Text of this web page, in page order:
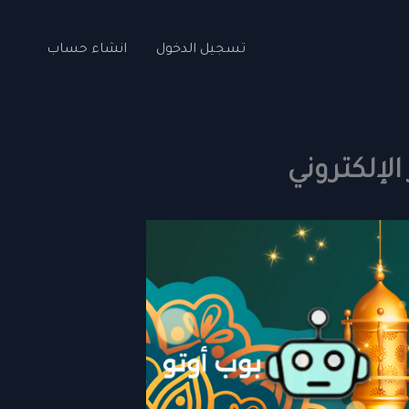
تسجيل الدخول انشاء حساب